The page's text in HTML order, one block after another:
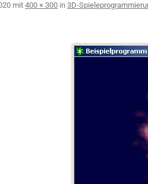
mit 400 × 300 in 3D-